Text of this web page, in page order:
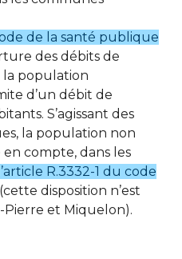
de la santé publique
des débits de
la population
d’un débit de
S’agissant des
la population non
compte, dans les
l’article R.3332-1 du code
(cette disposition n’est
Pierre et Miquelon).